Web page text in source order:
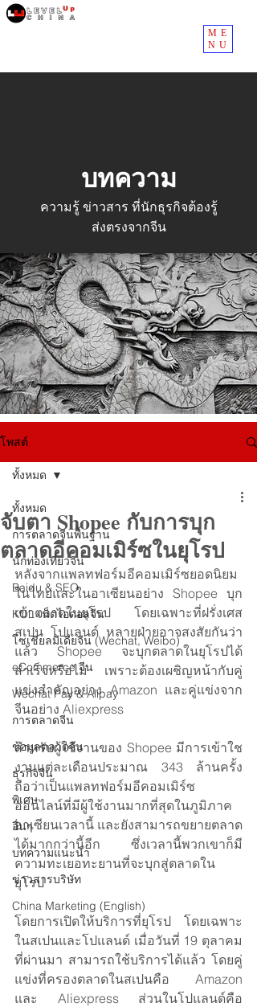
ME
NU
บทความ
ความรู้ ข่าวสาร ที่นักธุรกิจต้องรู้
ส่งตรงจากจีน
โพสต์
ทั้งหมด
การตลาดจีนพื้นฐาน
นักท่องเที่ยวจีน
Baidu & SEO
KOL เน็ตไอดอลจีน
โซเชียลมีเดียจีน (Wechat, Weibo)
eCommerce จีน
Wechat Pay & Alipay
การตลาดจีน
ข้อมูลตลาดจีน
ธุรกิจจีน
พิเศษ
อื่นๆ
บทความแนะนำ
ข่าวสารบริษัท
China Marketing (English)
ทั้งหมด
จับตา Shopee กับการบุก
ตลาดอีคอมเมิร์ซในยุโรป
หลังจากแพลทฟอร์มอีคอมเมิร์ซยอดนิยม
ในไทยและในอาเซียนอย่าง Shopee บุก
เข้าตลาดในยุโรป โดยเฉพาะที่ฝรั่งเศส
สเปน โปแลนด์ หลายฝ่ายอาจสงสัยกันว่า
แล้ว Shopee จะบุกตลาดในยุโรปได้
สำเร็จหรือไม่ เพราะต้องเผชิญหน้ากับคู่
แข่งสำคัญอย่าง Amazon และคู่แข่งจาก
จีนอย่าง Aliexpress
สำหรับผู้ใช้งานของ Shopee มีการเข้าใช
งานแต่ละเดือนประมาณ 343 ล้านครั้ง
ถือว่าเป็นแพลทฟอร์มอีคอมเมิร์ซ
ออนไลน์ที่มีผู้ใช้งานมากที่สุดในภูมิภาค
อาเซียนเวลานี้ และยังสามารถขยายตลาด
ได้มากกว่านี้อีก ซึ่งเวลานี้พวกเขาก็มี
ความทะเยอทะยานที่จะบุกสู่ตลาดใน
ยุโรป
โดยการเปิดให้บริการที่ยุโรป โดยเฉพาะ
ในสเปนและโปแลนด์ เมื่อวันที่ 19 ตุลาคม
ที่ผ่านมา สามารถใช้บริการได้แล้ว โดยคู่
แข่งที่ครองตลาดในสเปนคือ Amazon
และ Aliexpress ส่วนในโปแลนด์คือ